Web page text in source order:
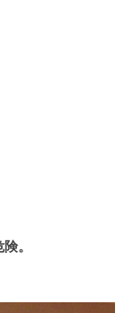
。